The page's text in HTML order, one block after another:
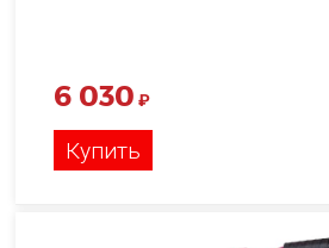
6 030 ₽
Купить